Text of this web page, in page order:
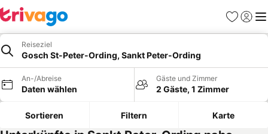
Favoriten
Reiseziel
Gosch St-Peter-Ording, Sankt Peter-Ording
An-/Abreise
Daten wählen
Gäste und Zimmer
2 Gäste, 1 Zimmer
Sortieren Filtern Karte